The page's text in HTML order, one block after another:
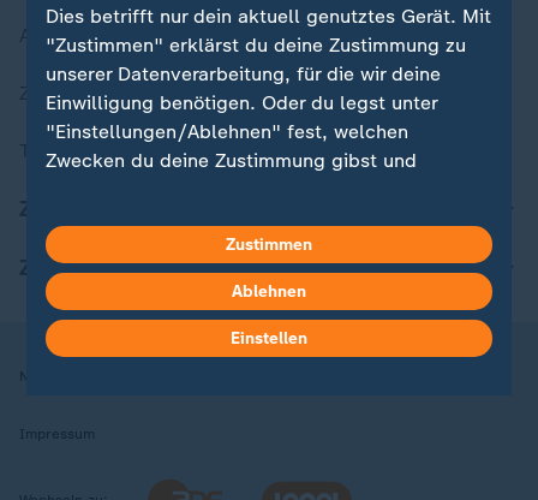
Aktuelle Sendungs-Videos
ZDFheute Stories
Themen im Überblick
ZDFheute Apps
Nutzungsbedingungen
Impressum
Dies betrifft nur dein aktuell genutztes Gerät. Mit
"Zustimmen" erklärst du deine Zustimmung zu
unserer Datenverarbeitung, für die wir deine
Einwilligung benötigen. Oder du legst unter
"Einstellungen/Ablehnen" fest, welchen
Zwecken du deine Zustimmung gibst und
in deinen Einstellungen widerrufen oder ändern.
Hier findest du das Impressum.
Weitere Informationen findest du in unserer
Datenschutzerklärung.
Zustimmen
Ablehnen
Einstellen